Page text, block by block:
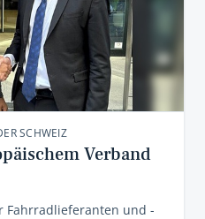
SCHWEIZ
Verband
Fahrradlieferanten und -